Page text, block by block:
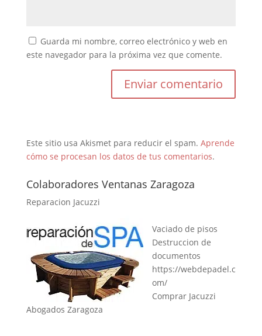
Guarda mi nombre, correo electrónico y web en
este navegador para la próxima vez que comente.
Este sitio usa Akismet para reducir el spam. Aprende
cómo se procesan los datos de tus comentarios.
Colaboradores Ventanas Zaragoza
Reparacion Jacuzzi
Vaciado de pisos
Destruccion de
documentos
https://webdepadel.c
om/
Comprar Jacuzzi
Abogados Zaragoza